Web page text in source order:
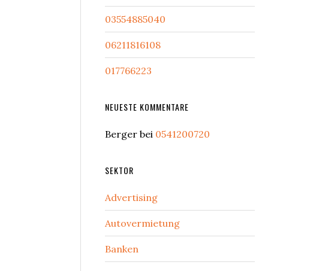
03554885040
06211816108
017766223
NEUESTE KOMMENTARE
Berger bei 0541200720
SEKTOR
Advertising
Autovermietung
Banken